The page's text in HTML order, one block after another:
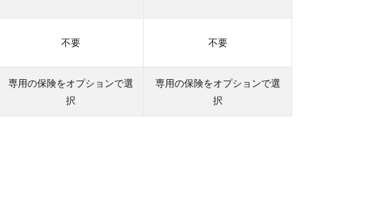
不要 不要
専用の保険をオプションで選
択
専用の保険をオプションで選
択